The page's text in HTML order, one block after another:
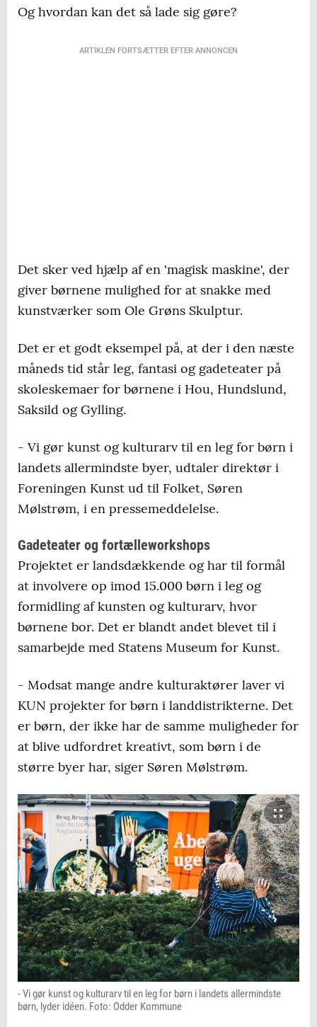
Og hvordan kan det så lade sig gøre?
ARTIKLEN FORTSÆTTER EFTER ANNONCEN
Det sker ved hjælp af en 'magisk maskine', der
giver børnene mulighed for at snakke med
kunstværker som Ole Grøns Skulptur.
Det er et godt eksempel på, at der i den næste
måneds tid står leg, fantasi og gadeteater på
skoleskemaer for børnene i Hou, Hundslund,
Saksild og Gylling.
- Vi gør kunst og kulturarv til en leg for børn i
landets allermindste byer, udtaler direktør i
Foreningen Kunst ud til Folket, Søren
Mølstrøm, i en pressemeddelelse.
Gadeteater og fortælleworkshops
Projektet er landsdækkende og har til formål
at involvere op imod 15.000 børn i leg og
formidling af kunsten og kulturarv, hvor
børnene bor. Det er blandt andet blevet til i
samarbejde med Statens Museum for Kunst.
- Modsat mange andre kulturaktører laver vi
KUN projekter for børn i landdistrikterne. Det
er børn, der ikke har de samme muligheder for
at blive udfordret kreativt, som børn i de
større byer har, siger Søren Mølstrøm.
- Vi gør kunst og kulturarv til en leg for børn i landets allermindste
børn, lyder idéen. Foto: Odder Kommune